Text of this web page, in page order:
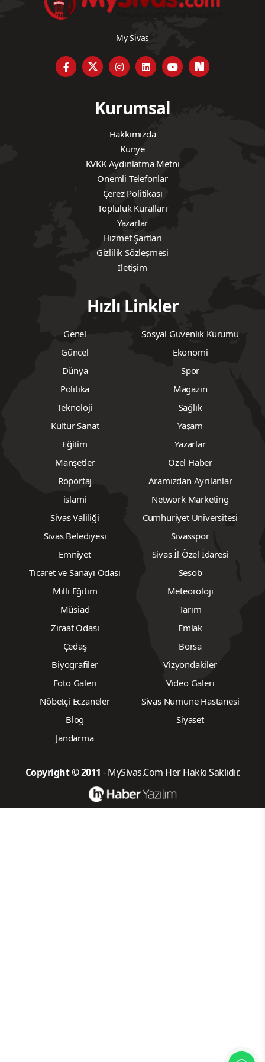
My Sivas
Kurumsal
Hakkımızda
Künye
KVKK Aydınlatma Metni
Önemli Telefonlar
Çerez Politikası
Topluluk Kuralları
Yazarlar
Hizmet Şartları
Gizlilik Sözleşmesi
İletişim
Hızlı Linkler
Genel
Sosyal Güvenlik Kurumu
Güncel
Ekonomi
Dünya
Spor
Politika
Magazin
Teknoloji
Sağlık
Kültür Sanat
Yaşam
Eğitim
Yazarlar
Manşetler
Özel Haber
Röportaj
Aramızdan Ayrılanlar
islami
Network Marketing
Sivas Valiliği
Cumhuriyet Üniversitesi
Sivas Belediyesi
Sivasspor
Emniyet
Sivas İl Özel İdaresi
Ticaret ve Sanayi Odası
Sesob
Milli Eğitim
Meteoroloji
Müsiad
Tarım
Ziraat Odası
Emlak
Çedaş
Borsa
Biyografiler
Vizyondakiler
Foto Galeri
Video Galeri
Nöbetçi Eczaneler
Sivas Numune Hastanesi
Blog
Siyaset
Jandarma
Copyright © 2011 - MySivas.Com Her Hakkı Saklıdır.